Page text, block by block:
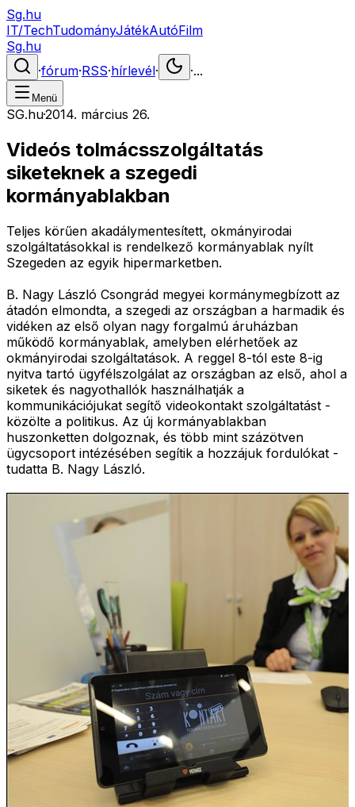
Sg.hu
IT/TechTudományJátékAutóFilm
Sg.hu
·fórum·RSS·hírlevél· ·...
Menü
SG.hu·2014. március 26.
Videós tolmácsszolgáltatás
siketeknek a szegedi
kormányablakban
Teljes körűen akadálymentesített, okmányirodai
szolgáltatásokkal is rendelkező kormányablak nyílt
Szegeden az egyik hipermarketben.
B. Nagy László Csongrád megyei kormánymegbízott az
átadón elmondta, a szegedi az országban a harmadik és
vidéken az első olyan nagy forgalmú áruházban
működő kormányablak, amelyben elérhetőek az
okmányirodai szolgáltatások. A reggel 8-tól este 8-ig
nyitva tartó ügyfélszolgálat az országban az első, ahol a
siketek és nagyothallók használhatják a
kommunikációjukat segítő videokontakt szolgáltatást -
közölte a politikus. Az új kormányablakban
huszonketten dolgoznak, és több mint százötven
ügycsoport intézésében segítik a hozzájuk fordulókat -
tudatta B. Nagy László.